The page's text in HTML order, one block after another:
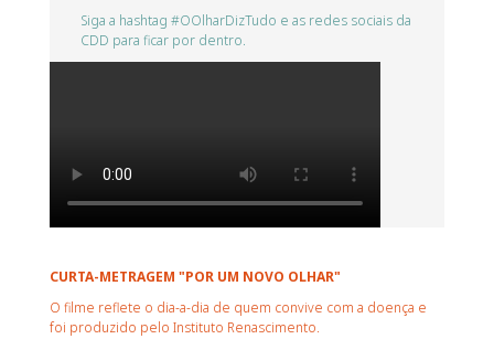
Siga a hashtag #OOlharDizTudo e as redes sociais da
CDD para ficar por dentro.
CURTA-METRAGEM "POR UM NOVO OLHAR"
O filme reflete o dia-a-dia de quem convive com a doença e
foi produzido pelo Instituto Renascimento.